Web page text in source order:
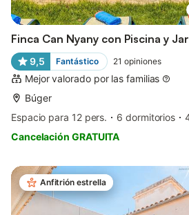
Finca Can Nyany con Piscina y
9,5 Fantástico 21 opiniones
Mejor valorado por las familias
Búger
Espacio para 12 pers.
6 dormitorios
Cancelación GRATUITA
Anfitrión estrella